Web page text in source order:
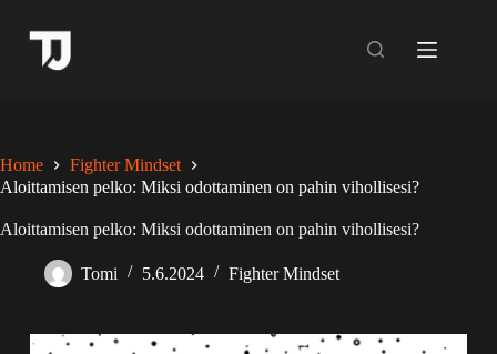
Home
Fighter Mindset
Aloittamisen pelko: Miksi odottaminen on pahin vihollisesi?
Aloittamisen pelko: Miksi odottaminen on pahin vihollisesi?
Tomi 5.6.2024 Fighter Mindset